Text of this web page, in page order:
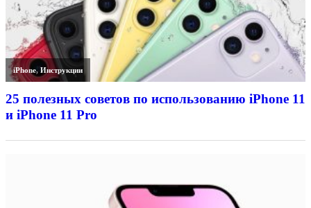
iPhone,Инструкции
25 полезных советов по использованию iPhone 11
и iPhone 11 Pro